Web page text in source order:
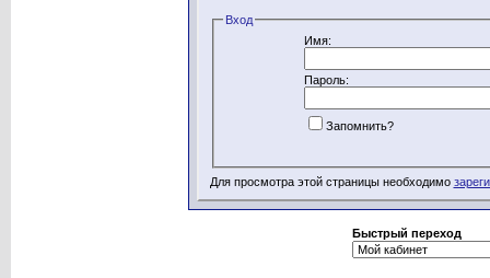
Вход
Имя:
Пароль:
Запомнить?
Для просмотра этой страницы необходимо
Быстрый переход